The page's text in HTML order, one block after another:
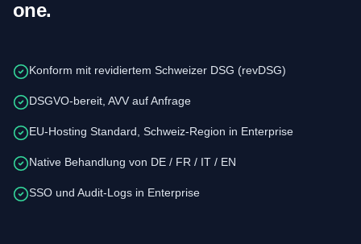
one.
Konform mit revidiertem Schweizer DSG (revDSG)
DSGVO-bereit, AVV auf Anfrage
EU-Hosting Standard, Schweiz-Region in Enterprise
Native Behandlung von DE / FR / IT / EN
SSO und Audit-Logs in Enterprise